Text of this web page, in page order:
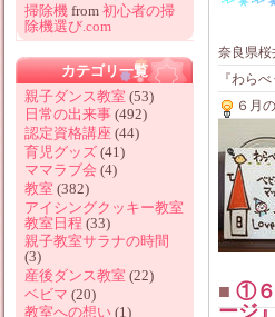
奈良県桜
『わら
６月
■ ①６
ージ
掃除機 from 初心者の掃
除機選び.com
カテゴリ一覧
親子ダンス教室 (53)
日常の出来事 (492)
認定資格講座 (44)
育児グッズ (41)
ママラブ会 (4)
教室 (382)
アイシングクッキー教室
教室日程 (33)
親子教室サラナの時間
(3)
産後ダンス教室 (22)
ベビマ (20)
教室への想い (1)